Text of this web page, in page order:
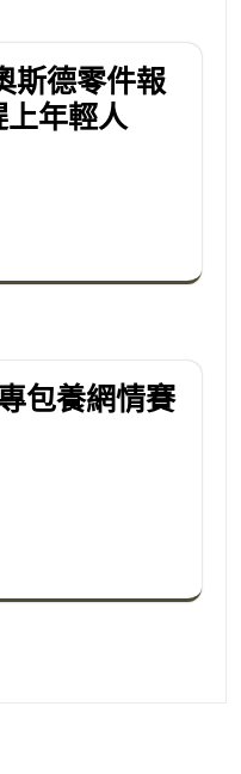
斯德零件報
上年輕人
包養網情賽